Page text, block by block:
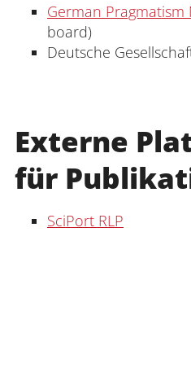
German Pragmatism
board)
Deutsche
Externe
für
SciPort RLP